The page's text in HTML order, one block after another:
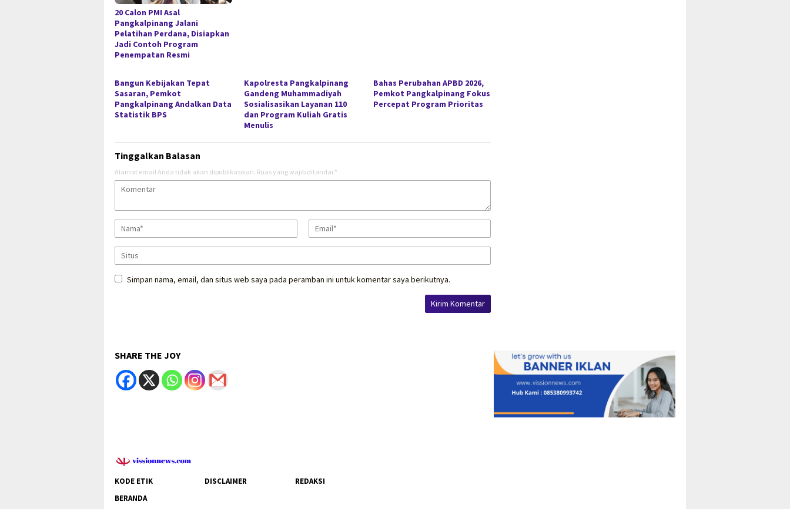
20 Calon PMI Asal
Pangkalpinang Jalani
Pelatihan Perdana, Disiapkan
Jadi Contoh Program
Penempatan Resmi
Bangun Kebijakan Tepat
Sasaran, Pemkot
Pangkalpinang Andalkan Data
Statistik BPS
Kapolresta Pangkalpinang
Gandeng Muhammadiyah
Sosialisasikan Layanan 110
dan Program Kuliah Gratis
Menulis
Bahas Perubahan APBD 2026,
Pemkot Pangkalpinang Fokus
Percepat Program Prioritas
Tinggalkan Balasan
Alamat email Anda tidak akan dipublikasikan. Ruas yang wajib ditandai *
Simpan nama, email, dan situs web saya pada peramban ini untuk komentar saya berikutnya.
SHARE THE JOY
KODE ETIK DISCLAIMER
REDAKSI
BERANDA